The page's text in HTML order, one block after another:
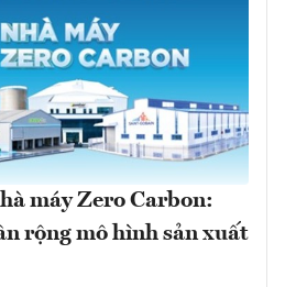
máy Zero Carbon:
rộng mô hình sản xuất